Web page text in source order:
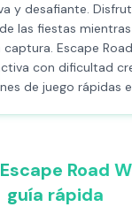
y desafiante.
las fiestas
Escape
con dificultad
de juego rápidas
Road
guía rápida